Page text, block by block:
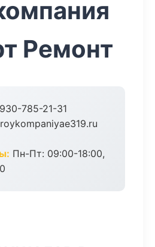
Ремонт
785-21-31
Пн-Пт: 09:00-18:00,